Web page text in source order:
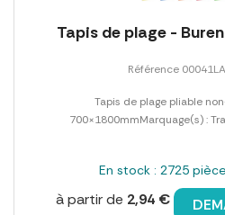
Tapis de plage -
Référence
Tapis de plage pliable
700×1800mmMarquage(s) :
En stock : 2725
à partir de 2,94 €